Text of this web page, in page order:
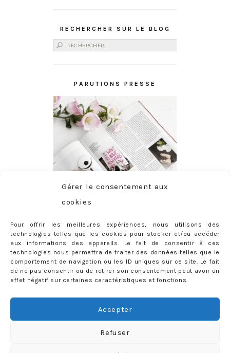
Gérer le consentement aux
cookies
Pour offrir les meilleures expériences, nous utilisons des
technologies telles que les cookies pour stocker et/ou accéder
aux informations des appareils. Le fait de consentir à ces
technologies nous permettra de traiter des données telles que le
comportement de navigation ou les ID uniques sur ce site. Le fait
de ne pas consentir ou de retirer son consentement peut avoir un
effet négatif sur certaines caractéristiques et fonctions.
Accepter
Refuser
RECHERCHER SUR LE BLOG
Rechercher :
PARUTIONS PRESSE
ABONNEMENT
Adresse
Rejoignez les 398 autres abonnés